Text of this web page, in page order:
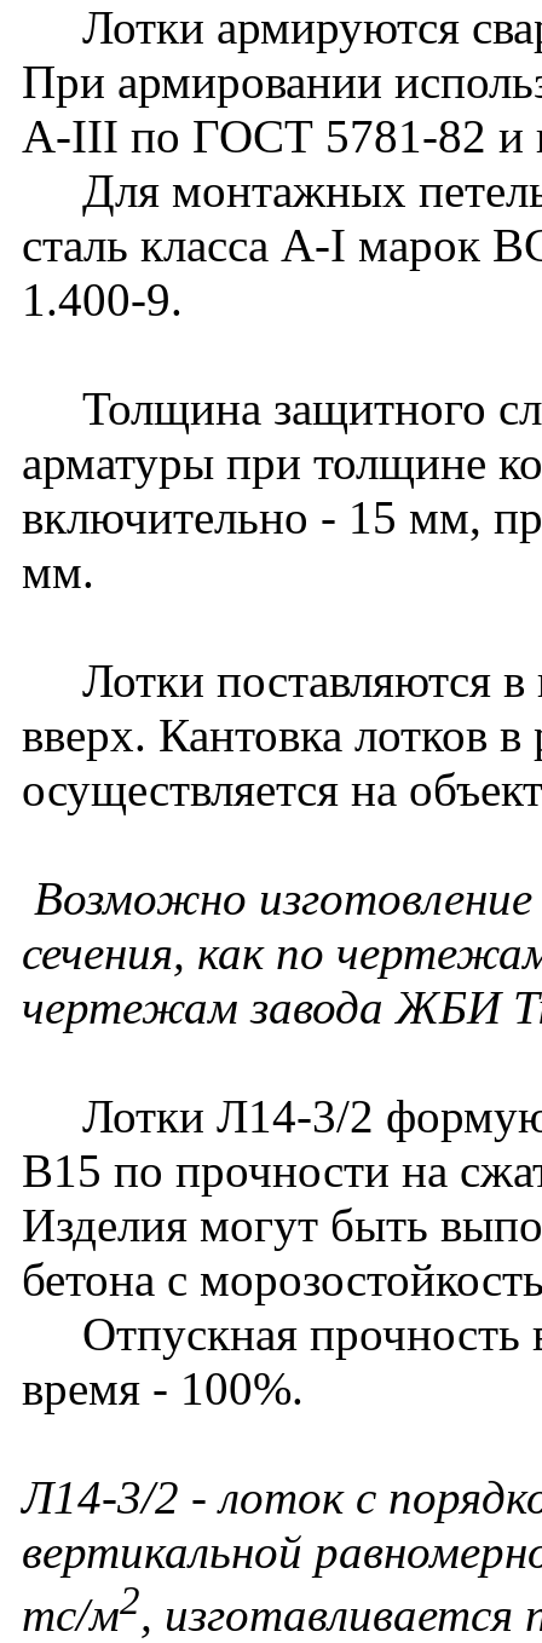
Лотки армируются
При армировании
А-III по ГОСТ 5781-82 и
Для монтажных петель
сталь класса А-I марок
1.400-9.
Толщина защитного
арматуры при толщине
включительно - 15 мм,
мм.
Лотки поставляются в
вверх. Кантовка лотков
осуществляется на
Возможно
сечения, как по
чертежам завода ЖБИ
Лотки Л14-3/2
В15 по прочности на
Изделия могут быть
бетона с
Отпускная прочность
время - 100%.
Л14-3/2 - лоток с
вертикальной
тс/м2,